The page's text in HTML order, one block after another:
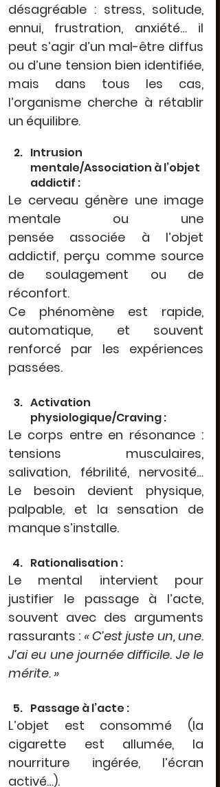
désagréable : stress, solitude,
ennui, frustration, anxiété… il
peut s’agir d’un mal-être diffus
ou d’une tension bien identifiée,
l’organisme cherche à rétablir
un équilibre.
Intrusion
mentale/Association à l’objet
addictif :
Le cerveau génère une image
mentale ou une
pensée associée à l’objet
addictif, perçu comme source
de soulagement ou de
réconfort.
automatique, et souvent
renforcé par les expériences
passées.
Activation
physiologique/Craving :
Le corps entre en résonance :
tensions musculaires,
salivation, fébrilité, nervosité…
Le besoin devient physique,
palpable, et la sensation de
manque s’installe.
Rationalisation :
Le mental intervient pour
justifier le passage à l’acte,
souvent avec des arguments
rassurants : « C’est juste un, une.
J’ai eu une journée difficile. Je le
mérite. »
Passage à l’acte :
L’objet est consommé (la
cigarette est allumée, la
nourriture ingérée, l’écran
activé…).